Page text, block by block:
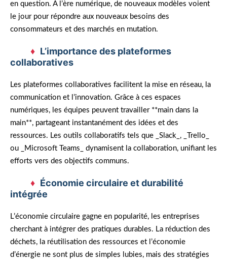
en question. À l’ère numérique, de nouveaux modèles voient
le jour pour répondre aux nouveaux besoins des
consommateurs et des marchés en mutation.
L’importance des plateformes
collaboratives
Les plateformes collaboratives facilitent la mise en réseau, la
communication et l’innovation. Grâce à ces espaces
numériques, les équipes peuvent travailler **main dans la
main**, partageant instantanément des idées et des
ressources. Les outils collaboratifs tels que _Slack_, _Trello_
ou _Microsoft Teams_ dynamisent la collaboration, unifiant les
efforts vers des objectifs communs.
Économie circulaire et durabilité
intégrée
L’économie circulaire gagne en popularité, les entreprises
cherchant à intégrer des pratiques durables. La réduction des
déchets, la réutilisation des ressources et l’économie
d’énergie ne sont plus de simples lubies, mais des stratégies